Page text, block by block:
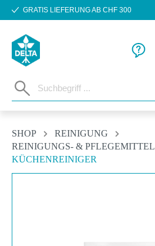
Zum Hauptinhalt springen
GRATIS LIEFERUNG AB CHF 300
SHOP
REINIGUNG
REINIGUNGS- & PFLEGEMITTEL
KÜCHENREINIGER